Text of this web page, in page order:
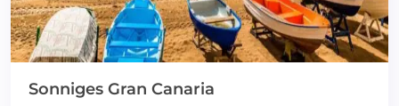
Sonniges Gran Canaria